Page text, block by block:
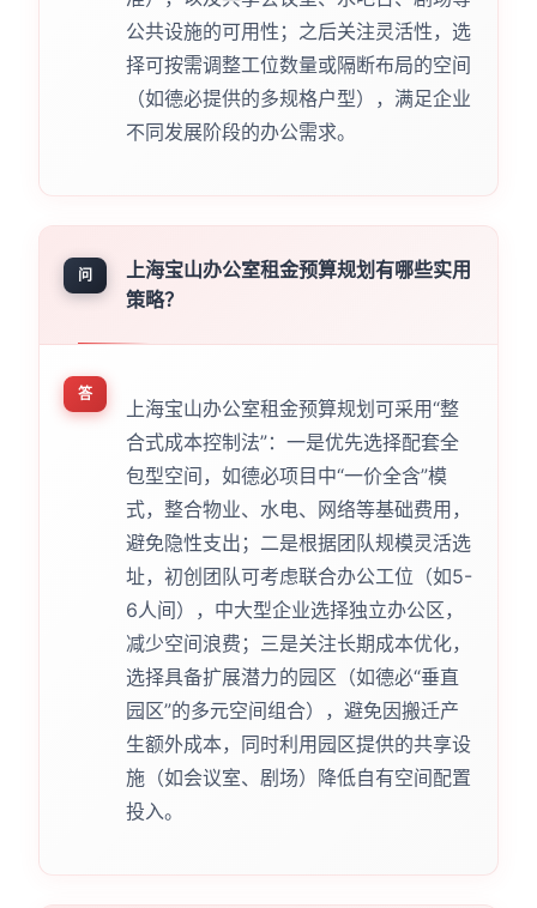
公共设施的可用性；之后关注灵活性，选
择可按需调整工位数量或隔断布局的空间
（如德必提供的多规格户型），满足企业
不同发展阶段的办公需求。
问
上海宝山办公室租金预算规划有哪些实用
策略？
答
上海宝山办公室租金预算规划可采用“整
合式成本控制法”：一是优先选择配套全
包型空间，如德必项目中“一价全含”模
式，整合物业、水电、网络等基础费用，
避免隐性支出；二是根据团队规模灵活选
址，初创团队可考虑联合办公工位（如5-
6人间），中大型企业选择独立办公区，
减少空间浪费；三是关注长期成本优化，
选择具备扩展潜力的园区（如德必“垂直
园区”的多元空间组合），避免因搬迁产
生额外成本，同时利用园区提供的共享设
施（如会议室、剧场）降低自有空间配置
投入。